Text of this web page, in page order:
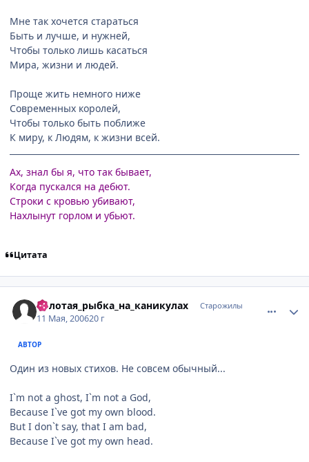
Мне так хочется стараться
Быть и лучше, и нужней,
Чтобы только лишь касаться
Мира, жизни и людей.
Проще жить немного ниже
Современных королей,
Чтобы только быть поближе
К миру, к Людям, к жизни всей.
Ах, знал бы я, что так бывает,
Когда пускался на дебют.
Строки с кровью убивают,
Нахлынут горлом и убьют.
Цитата
Золотая_рыбка_на_каникулах Старожилы
11 Мая, 200620 г
АВТОР
Один из новых стихов. Не совсем обычный...
I`m not a ghost, I`m not a God,
Because I`ve got my own blood.
But I don`t say, that I am bad,
Because I`ve got my own head.